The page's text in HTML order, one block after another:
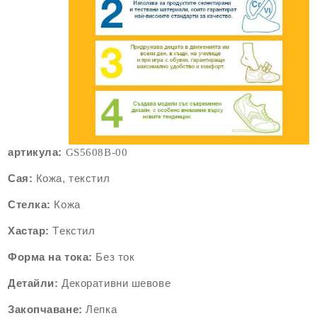
артикула: GS5608B-00
Сая: Кожа, текстил
Стелка: Кожа
Хастар: Tекстил
Форма на тока: Без ток
Детайли: Декоративни шевове
Закопчаване: Лепка